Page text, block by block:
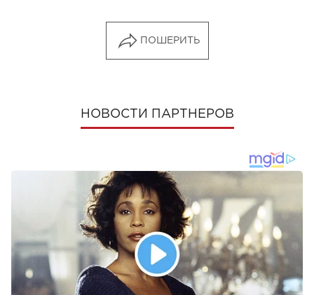
ПОШЕРИТЬ
НОВОСТИ ПАРТНЕРОВ